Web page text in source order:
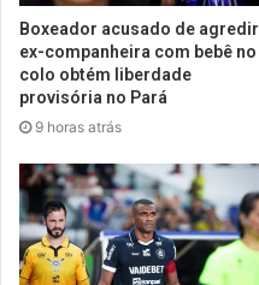
Boxeador acusado de agredir
ex-companheira com bebê no
colo obtém liberdade
provisória no Pará
9 horas atrás